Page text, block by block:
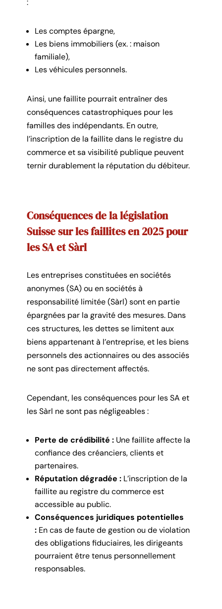
:
Les comptes épargne,
Les biens immobiliers (ex. : maison
familiale),
Les véhicules personnels.
Ainsi, une faillite pourrait entraîner des
conséquences catastrophiques pour les
familles des indépendants. En outre,
l’inscription de la faillite dans le registre du
commerce et sa visibilité publique peuvent
ternir durablement la réputation du débiteur.
Conséquences de la législation
Suisse sur les faillites en 2025 pour
les SA et Sàrl
Les entreprises constituées en sociétés
anonymes (SA) ou en sociétés à
responsabilité limitée (Sàrl) sont en partie
épargnées par la gravité des mesures. Dans
ces structures, les dettes se limitent aux
biens appartenant à l’entreprise, et les biens
personnels des actionnaires ou des associés
ne sont pas directement affectés.
Cependant, les conséquences pour les SA et
les Sàrl ne sont pas négligeables :
Perte de crédibilité :Une faillite affecte la
confiance des créanciers, clients et
partenaires.
Réputation dégradée :L’inscription de la
faillite au registre du commerce est
accessible au public.
Conséquences juridiques potentielles
:En cas de faute de gestion ou de violation
des obligations fiduciaires, les dirigeants
pourraient être tenus personnellement
responsables.